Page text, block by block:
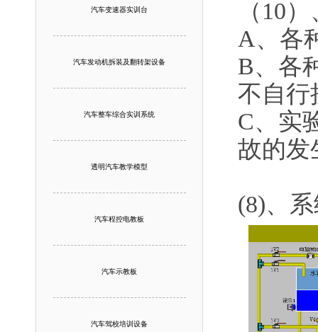
汽车变速器实训台
汽车发动机拆装及翻转架设备
汽车整车综合实训系统
透明汽车教学模型
汽车程控电教板
汽车示教板
汽车驾校培训设备
（10
A、各
B、各
不自行
C、实
故的发
(8)、